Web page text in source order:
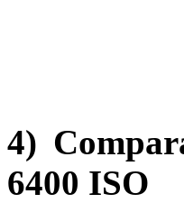
4)
6400 ISO